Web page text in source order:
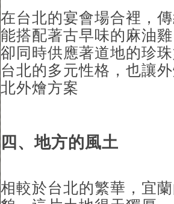
在台北的宴會場合裡，
能搭配著古早味的麻油
卻同時供應著道地的珍
台北的多元性格，也讓
北外燴方案
四、地方的風土
相較於台北的繁華，宜